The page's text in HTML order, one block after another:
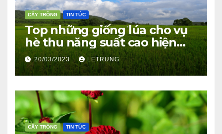
CÂY TRỒNG TIN TỨC
Top những giống lúa cho vụ
hè thu năng suất cao hiện
nay
20/03/2023 LETRUNG
CÂY TRỒNG TIN TỨC